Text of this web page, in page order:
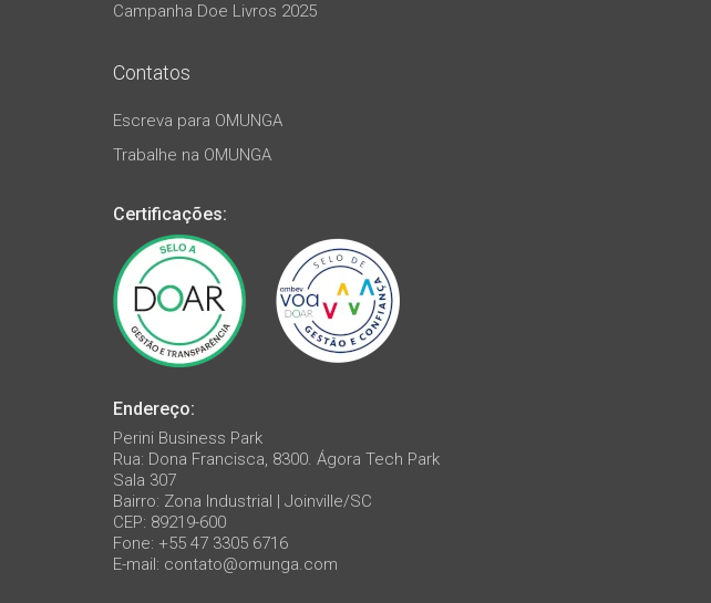
Campanha Doe Livros 2025
Contatos
Escreva para OMUNGA
Trabalhe na OMUNGA
Certificações:
Endereço:
Perini Business Park
Rua: Dona Francisca, 8300. Ágora Tech Park
Sala 307
Bairro: Zona Industrial | Joinville/SC
CEP: 89219-600
Fone: +55 47 3305 6716
E-mail: contato@omunga.com